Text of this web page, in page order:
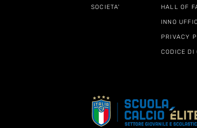
SOCIETA' HALL OF
INNO
PRIVACY
CODICE DI